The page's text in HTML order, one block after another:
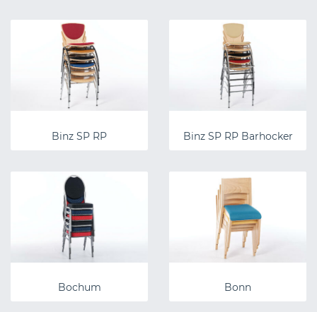
Binz SP RP Binz SP RP Barhocker
Bochum Bonn